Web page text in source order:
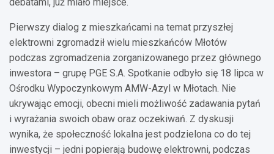
Pierwszy dialog z mieszkańcami na temat przyszłej
elektrowni zgromadził wielu mieszkańców Młotów
podczas zgromadzenia zorganizowanego przez głównego
inwestora – grupę PGE S.A. Spotkanie odbyło się 18 lipca w
Ośrodku Wypoczynkowym AMW-Azyl w Młotach. Nie
ukrywając emocji, obecni mieli możliwość zadawania pytań
i wyrażania swoich obaw oraz oczekiwań. Z dyskusji
wynika, że społeczność lokalna jest podzielona co do tej
inwestycji – jedni popierają budowę elektrowni, podczas